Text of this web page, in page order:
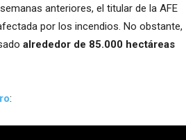
anteriores, el titular de la AFE
por los incendios. No obstante,
alrededor de 85.000 hectáreas
: